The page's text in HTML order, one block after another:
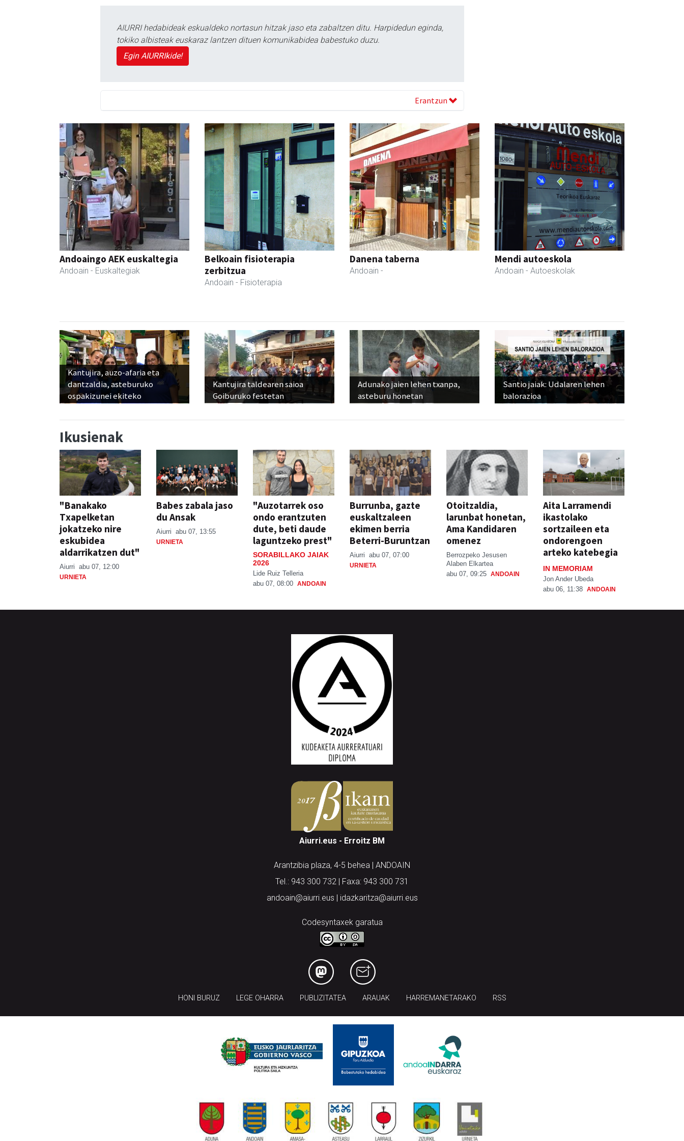
AIURRI hedabideak eskualdeko nortasun hitzak jaso eta zabaltzen ditu. Harpidedun eginda,
tokiko albisteak euskaraz lantzen dituen komunikabidea babestuko duzu.
Egin AIURRIkide!
Erantzun
Andoaingo AEK euskaltegia
Andoain - Euskaltegiak
Belkoain fisioterapia
zerbitzua
Andoain - Fisioterapia
Danena taberna
Andoain -
Mendi autoeskola
Andoain - Autoeskolak
Kantujira, auzo-afaria eta
dantzaldia, asteburuko
ospakizunei ekiteko
Kantujira taldearen saioa
Goiburuko festetan
Adunako jaien lehen txanpa,
asteburu honetan
Santio jaiak: Udalaren lehen
balorazioa
Ikusienak
"Banakako
Txapelketan
jokatzeko nire
eskubidea
aldarrikatzen dut"
Aiurri abu 07, 12:00
URNIETA
Babes zabala jaso
du Ansak
Aiurri abu 07, 13:55
URNIETA
"Auzotarrek oso
ondo erantzuten
dute, beti daude
laguntzeko prest"
SORABILLAKO JAIAK
2026
Lide Ruiz Telleria
abu 07, 08:00 ANDOAIN
Burrunba, gazte
euskaltzaleen
ekimen berria
Beterri-Buruntzan
Aiurri abu 07, 07:00
URNIETA
Otoitzaldia,
larunbat honetan,
Ama Kandidaren
omenez
Berrozpeko Jesusen
Alaben Elkartea
abu 07, 09:25 ANDOAIN
Aita Larramendi
ikastolako
sortzaileen eta
ondorengoen
arteko katebegia
IN MEMORIAM
Jon Ander Ubeda
abu 06, 11:38 ANDOAIN
Aiurri.eus - Erroitz BM
Arantzibia plaza, 4-5 behea | ANDOAIN
Tel.: 943 300 732 | Faxa: 943 300 731
andoain@aiurri.eus | idazkaritza@aiurri.eus
Codesyntaxek garatua
HONI BURUZ LEGE OHARRA PUBLIZITATEA ARAUAK HARREMANETARAKO RSS